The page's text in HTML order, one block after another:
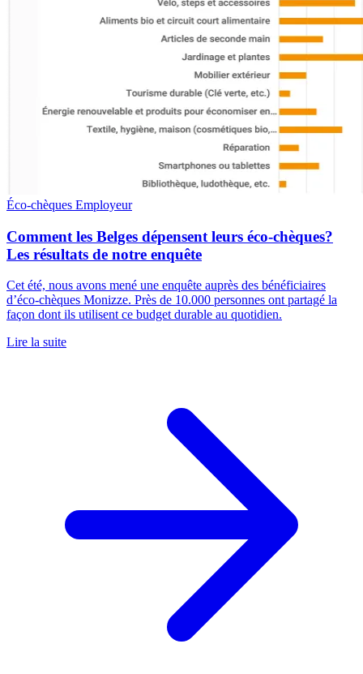
Éco-chèques Employeur
Comment les Belges dépensent leurs éco-chèques?
Les résultats de notre enquête
Cet été, nous avons mené une enquête auprès des bénéficiaires
d’éco-chèques Monizze. Près de 10.000 personnes ont partagé la
façon dont ils utilisent ce budget durable au quotidien.
Lire la suite